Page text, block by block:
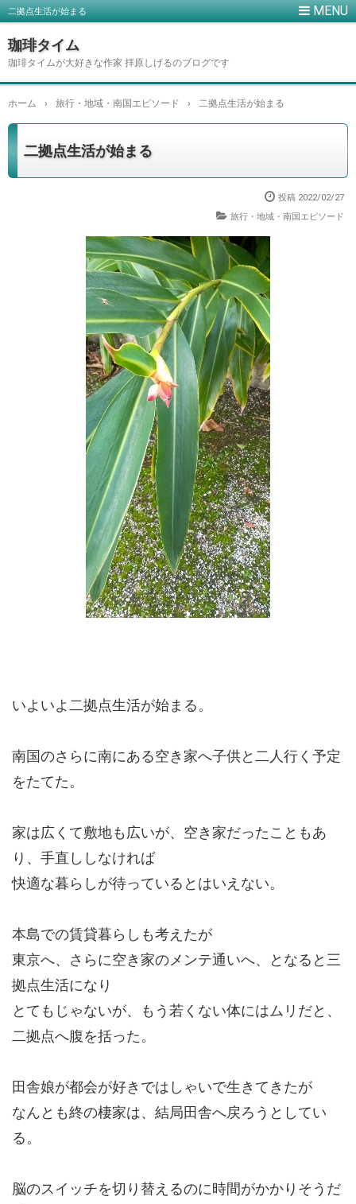
二拠点生活が始まる
珈琲タイム
珈琲タイムが大好きな作家 拝原しげるのブログです
ホーム › 旅行・地域・南国エピソード › 二拠点生活が始まる
二拠点生活が始まる
投稿 2022/02/27
旅行・地域・南国エピソード
いよいよ二拠点生活が始まる。
南国のさらに南にある空き家へ子供と二人行く予定
をたてた。
家は広くて敷地も広いが、空き家だったこともあ
り、手直ししなければ
快適な暮らしが待っているとはいえない。
本島での賃貸暮らしも考えたが
東京へ、さらに空き家のメンテ通いへ、となると三
拠点生活になり
とてもじゃないが、もう若くない体にはムリだと、
二拠点へ腹を括った。
田舎娘が都会が好きではしゃいで生きてきたが
なんとも終の棲家は、結局田舎へ戻ろうとしてい
る。
脳のスイッチを切り替えるのに時間がかかりそうだ